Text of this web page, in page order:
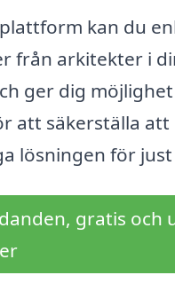
kan du
från arkitekter i
ger dig
att säkerställa att
lösningen för
gratis och